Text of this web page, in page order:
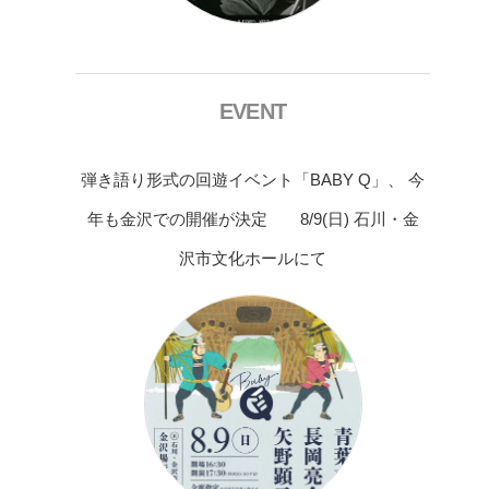
EVENT
弾き語り形式の回遊イベント「BABY Q」、 今
年も金沢での開催が決定 8/9(日) 石川・金
沢市文化ホールにて